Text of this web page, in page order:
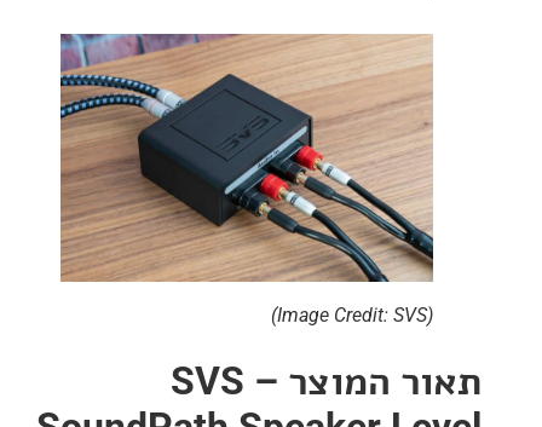
תאור המוצר – SVS